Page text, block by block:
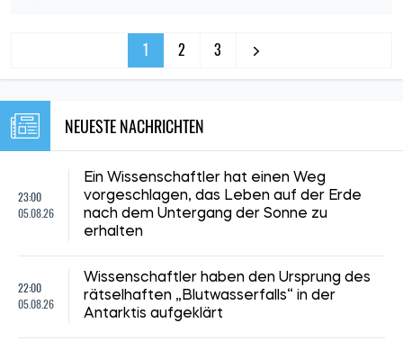
1 2 3
NEUESTE NACHRICHTEN
23:00
05.08.26
Ein Wissenschaftler hat einen Weg
vorgeschlagen, das Leben auf der Erde
nach dem Untergang der Sonne zu
erhalten
22:00
05.08.26
Wissenschaftler haben den Ursprung des
rätselhaften „Blutwasserfalls“ in der
Antarktis aufgeklärt